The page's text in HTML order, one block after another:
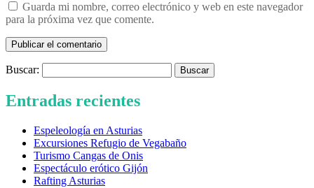
Guarda mi nombre, correo electrónico y web en este navegador
para la próxima vez que comente.
Buscar:
Entradas recientes
Espeleología en Asturias
Excursiones Refugio de Vegabaño
Turismo Cangas de Onis
Espectáculo erótico Gijón
Rafting Asturias